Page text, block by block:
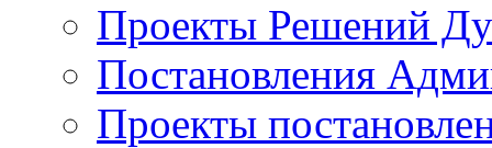
Проекты Решений
Постановления
Проекты